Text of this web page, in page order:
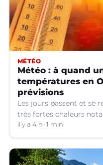
MÉTÉO
Météo : à quand
températures en
prévisions
Les jours passent et se
très fortes chaleurs
Jusqu’à quand ?
il y a 4 h 1 min